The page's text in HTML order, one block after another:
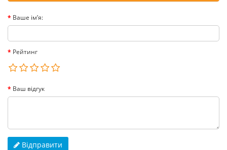
Ваше ім’я:
Рейтинг
Ваш відгук
Відправити